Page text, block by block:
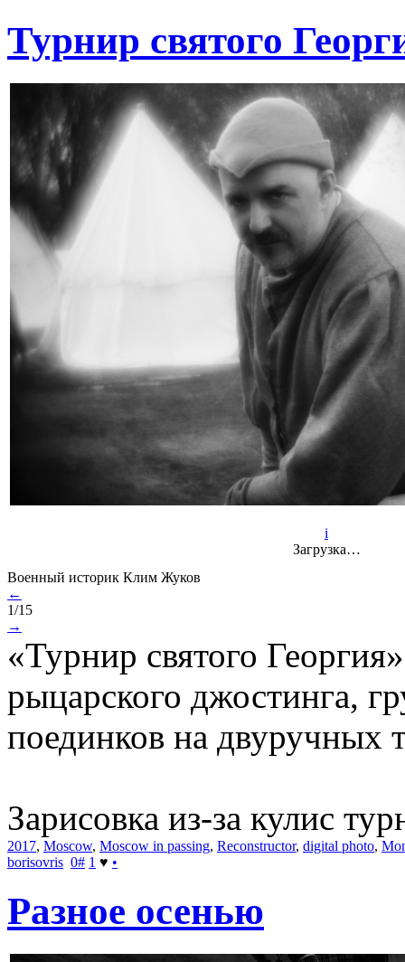
Турнир святого
i
Загрузка…
Военный историк Клим Жуков
←
1/15
→
«Турнир святого
рыцарского джостинга,
поединков на двуручных
Зарисовка из-за кулис
2017, Moscow, Moscow in passing, Reconstructor, digital photo,
borisovris 0# 1 ♥ •
Разное осенью